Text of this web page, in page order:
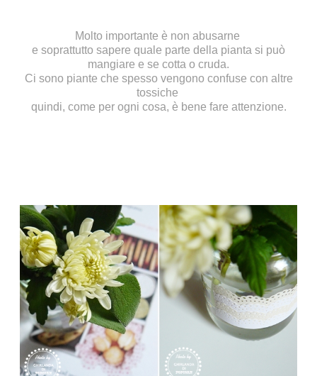
Molto importante è non abusarne
e soprattutto sapere quale parte della pianta si può
mangiare e se cotta o cruda.
Ci sono piante che spesso vengono confuse con altre
tossiche
quindi, come per ogni cosa, è bene fare attenzione.